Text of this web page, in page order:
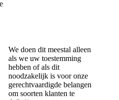
We doen dit meestal alleen
als we uw toestemming
hebben of als dit
noodzakelijk is voor onze
gerechtvaardigde belangen
om soorten klanten te